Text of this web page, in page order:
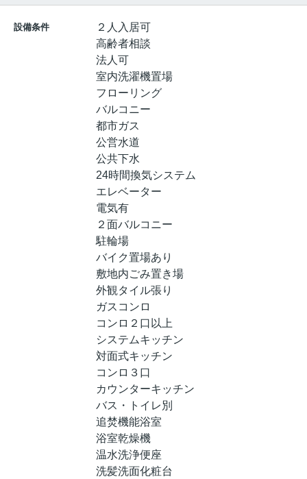
設備条件
２人入居可
高齢者相談
法人可
室内洗濯機置場
フローリング
バルコニー
都市ガス
公営水道
公共下水
24時間換気システム
エレベーター
電気有
２面バルコニー
駐輪場
バイク置場あり
敷地内ごみ置き場
外観タイル張り
ガスコンロ
コンロ２口以上
システムキッチン
対面式キッチン
コンロ３口
カウンターキッチン
バス・トイレ別
追焚機能浴室
浴室乾燥機
温水洗浄便座
洗髪洗面化粧台